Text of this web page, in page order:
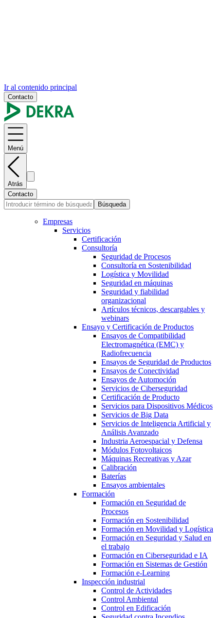
Ir al contenido principal
Contacto
Menú
Atrás
Contacto
Búsqueda
Empresas
Servicios
Certificación
Consultoría
Seguridad de Procesos
Consultoría en Sostenibilidad
Logística y Movilidad
Seguridad en máquinas
Seguridad y fiabilidad
organizacional
Artículos técnicos, descargables y
webinars
Ensayo y Certificación de Productos
Ensayos de Compatibilidad
Electromagnética (EMC) y
Radiofrecuencia
Ensayos de Seguridad de Productos
Ensayos de Conectividad
Ensayos de Automoción
Servicios de Ciberseguridad
Certificación de Producto
Servicios para Dispositivos Médicos
Servicios de Big Data
Servicios de Inteligencia Artificial y
Análisis Avanzado
Industria Aeroespacial y Defensa
Módulos Fotovoltaicos
Máquinas Recreativas y Azar
Calibración
Baterías
Ensayos ambientales
Formación
Formación en Seguridad de
Procesos
Formación en Sostenibilidad
Formación en Movilidad y Logística
Formación en Seguridad y Salud en
el trabajo
Formación en Ciberseguridad e IA
Formación en Sistemas de Gestión
Formación e-Learning
Inspección industrial
Control de Actividades
Control Ambiental
Control en Edificación